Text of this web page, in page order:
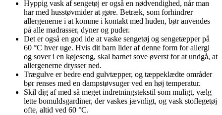
Hyppig vask af sengetøj er også en nødvendighed, når man
har med husstøvmider at gøre. Betræk, som forhindrer
allergenerne i at komme i kontakt med huden, bør anvendes
på alle madrasser, dyner og puder.
Det er også en god ide at vaske sengetøj og sengetæpper på
60 °C hver uge. Hvis dit barn lider af denne form for allergi
og sover i en køjeseng, skal barnet sove øverst for at undgå, at
allergenerne drysser ned.
Trægulve er bedre end gulvtæpper, og tæppeklædte områder
bør renses med en dampstøvsuger ved en høj temperatur.
Skil dig af med så meget indretningstekstil som muligt, vælg
lette bomuldsgardiner, der vaskes jævnligt, og vask stoflegetøj
ofte, altid ved 60 °C.